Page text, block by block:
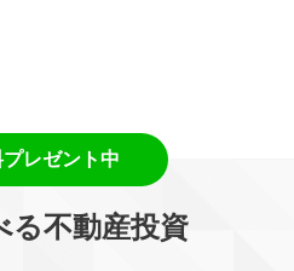
る不動産投資